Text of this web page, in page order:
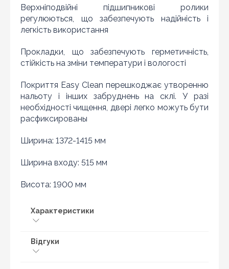
Верхніподвійні підшипникові ролики
регулюються, що забезпечують надійність і
легкість використання
Прокладки, що забезпечують герметичність,
стійкість на зміни температури і вологості
Покриття Easy Clean перешкоджає утворенню
нальоту і інших забруднень на склі. У разі
необхідності чищення, двері легко можуть бути
расфиксированы
Ширина: 1372-1415 мм
Ширина входу: 515 мм
Висота: 1900 мм
Характеристики
Відгуки